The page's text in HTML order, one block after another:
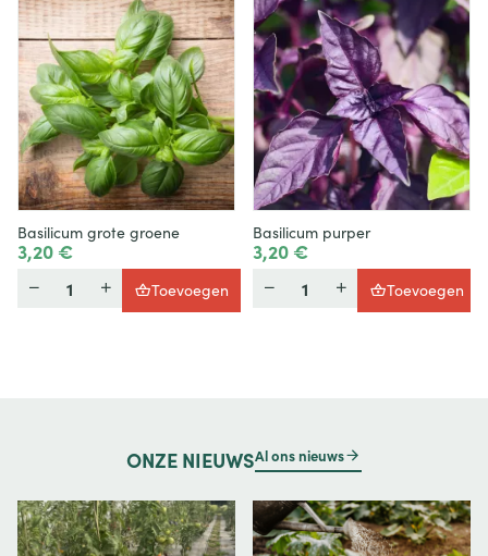
Basilicum grote groene
3,20 €
Toevoegen
Basilicum purper
3,20 €
Toevoegen
ONZE NIEUWSAl ons nieuws